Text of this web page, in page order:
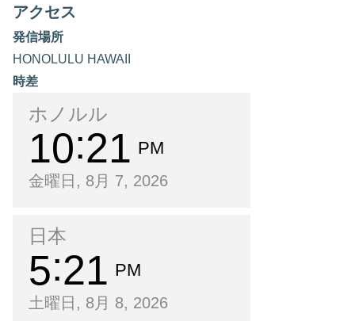
アクセス
発信場所
HONOLULU HAWAII
時差
ホノルル
10 21 PM
金曜日, 8月 7, 2026
日本
5 21 PM
土曜日, 8月 8, 2026